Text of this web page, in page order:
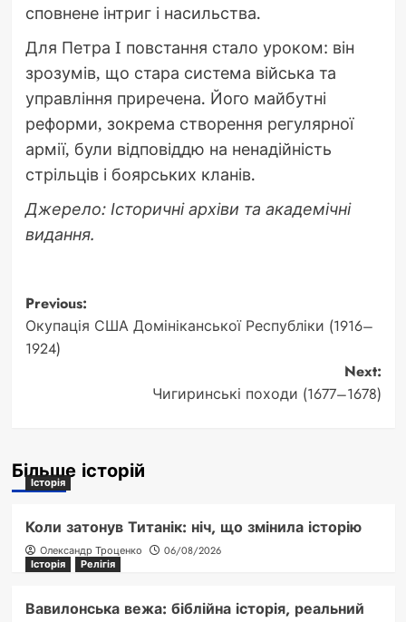
сповнене інтриг і насильства.
Для Петра I повстання стало уроком: він
зрозумів, що стара система війська та
управління приречена. Його майбутні
реформи, зокрема створення регулярної
армії, були відповіддю на ненадійність
стрільців і боярських кланів.
Джерело: Історичні архіви та академічні
видання.
Post
navigation
Previous:
Окупація США Домініканської Республіки (1916–
1924)
Next:
Чигиринські походи (1677–1678)
Більше історій
Історія
Коли затонув Титанік: ніч, що змінила історію
Олександр Троценко
06/08/2026
Історія
Релігія
Вавилонська вежа: біблійна історія, реальний